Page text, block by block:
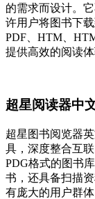
的需求而设计。
许用户将图书下
PDF、HTM、
提供高效的阅读
超星阅读器中
超星图书阅览器
具，深度整合互
PDG格式的图书
书，还具备扫描
有庞大的用户群